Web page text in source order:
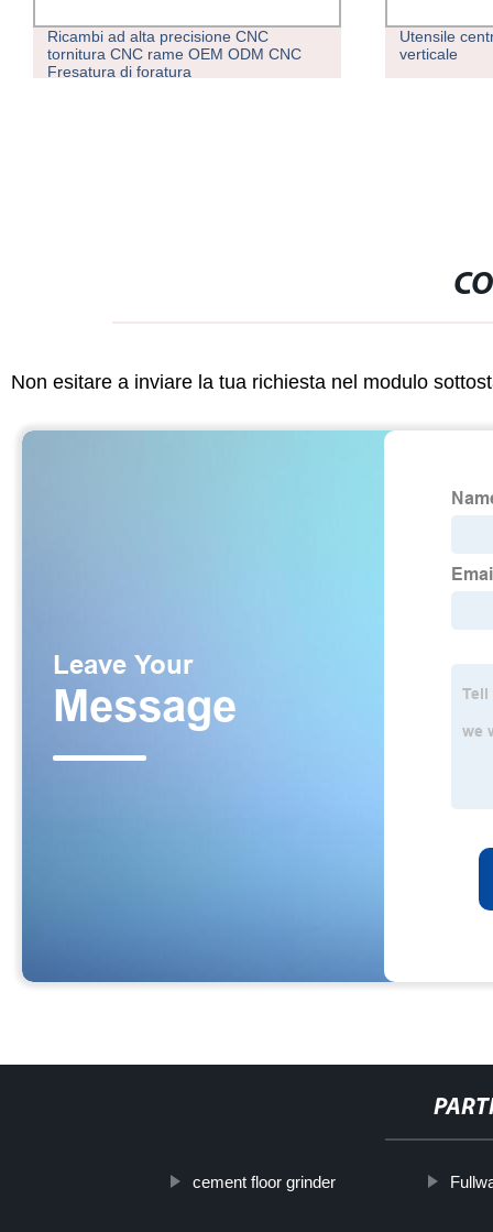
Utensile centrale per maschiatura
verticale
Fresatrice
controller
Non esitare a inviare la tua richiesta nel modulo
cement floor grinder